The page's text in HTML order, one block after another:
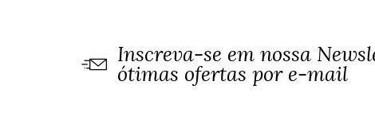
Inscreva-se em nossa
ótimas ofertas por e-mail